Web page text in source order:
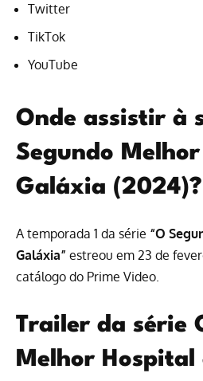
Twitter
TikTok
YouTube
Onde assistir à
Segundo
Galáxia (2024)?
A temporada 1 da série “O
Galáxia” estreou em 23 de
catálogo do Prime Video.
Trailer da série
Melhor